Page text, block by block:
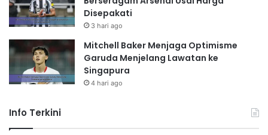
Disepakati
3 hari ago
Mitchell Baker Menjaga Optimisme
Garuda Menjelang Lawatan ke
Singapura
4 hari ago
Info Terkini